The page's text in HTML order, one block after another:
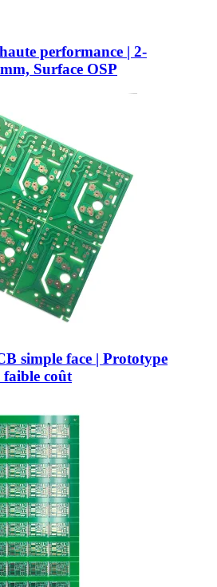
performance | 2-
Surface OSP
simple face | Prototype
coût